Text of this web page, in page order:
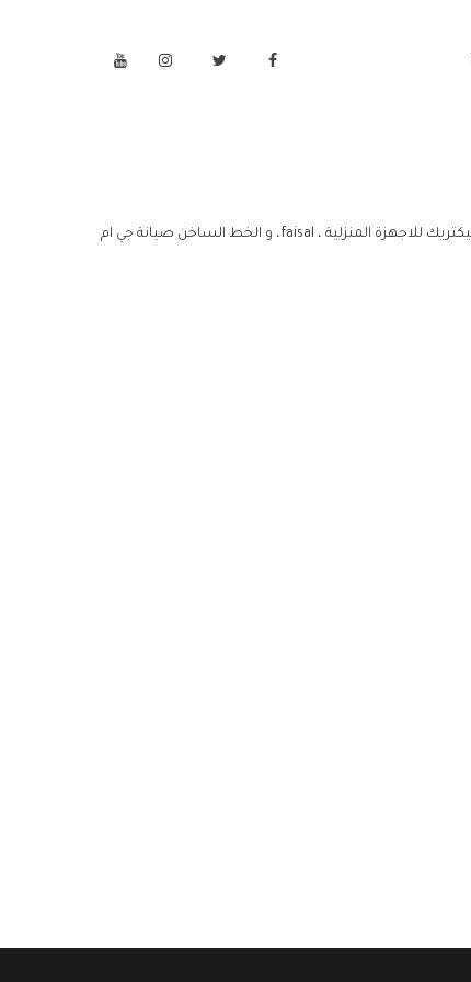
اليكتريك للاجهزة المنزلية ، faisal، مركز خدمة صيانة جي ام سي اليكتريك للاجهزة المنزلية ، faisal، خدمة عملاء صيانة جي ام سي اليكتريك للاجهزة المنزلية ، faisal، و الخط الساخن صيانة جي ام